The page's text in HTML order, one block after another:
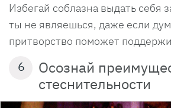
Избегай соблазна выдать себя
ты не являешься, даже если
притворство поможет
6
Осознай
стеснительности